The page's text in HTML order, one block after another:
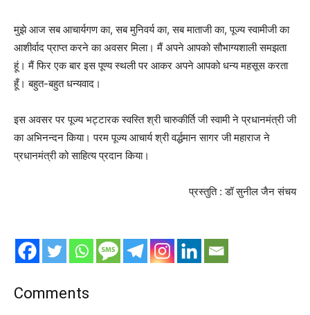
मुझे आज सब आचार्यगण का, सब मुनिवर्य का, सब माताजी का, पूज्य स्वामीजी का
आशीर्वाद प्राप्त करने का अवसर मिला। मैं अपने आपको सौभाग्यशाली समझता
हूं। मैं फिर एक बार इस पूण्य स्थली पर आकर अपने आपको धन्य महसूस करता
हूँ। बहुत-बहुत धन्यवाद।
इस अवसर पर पूज्य भट्टारक स्वस्ति श्री चारुकीर्ति जी स्वामी ने प्रधानमंत्री जी
का अभिनन्दन किया। परम पूज्य आचार्य श्री वर्द्धमान सागर जी महाराज ने
प्रधानमंत्री को साहित्य प्रदान किया।
प्रस्तुति : डॉ सुनील जैन संचय
Comments